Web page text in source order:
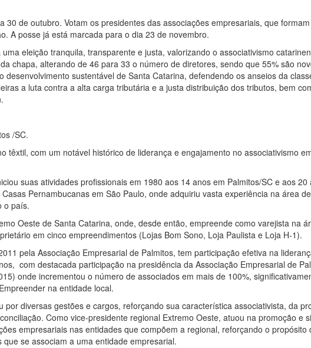
30 de outubro. Votam os presidentes das associações empresariais, que
A posse já está marcada para o dia 23 de novembro.
eleição tranquila, transparente e justa, valorizando o associativismo
chapa, alterando de 46 para 33 o número de diretores, sendo que 55% são
desenvolvimento sustentável de Santa Catarina, defendendo os anseios da
a luta contra a alta carga tributária e a justa distribuição dos tributos, bem
/SC.
têxtil, com um notável histórico de liderança e engajamento no associativismo
suas atividades profissionais em 1980 aos 14 anos em Palmitos/SC e aos 20
Pernambucanas em São Paulo, onde adquiriu vasta experiência na área
o país.
Oeste de Santa Catarina, onde, desde então, empreende como varejista na
em cinco empreendimentos (Lojas Bom Sono, Loja Paulista e Loja H-1).
pela Associação Empresarial de Palmitos, tem participação efetiva na
com destacada participação na presidência da Associação Empresarial de
onde incrementou o número de associados em mais de 100%,
na entidade local.
por diversas gestões e cargos, reforçando sua característica associativista, da
Como vice-presidente regional Extremo Oeste, atuou na promoção e
empresariais nas entidades que compõem a regional, reforçando o propósito
se associam a uma entidade empresarial.